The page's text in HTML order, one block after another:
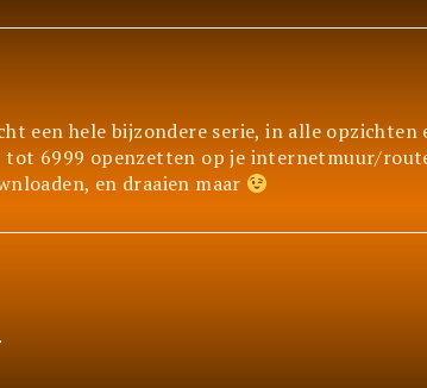
een hele bijzondere serie, in alle opzichten
6999 openzetten op je internetmuur/
en draaien maar